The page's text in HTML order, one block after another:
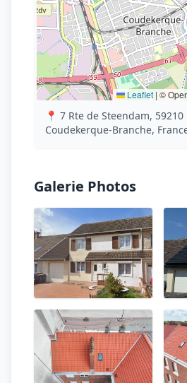
Leaflet | ©
📍 7 Rte de Steendam, 59210
Coudekerque-Branche,
Galerie Photos